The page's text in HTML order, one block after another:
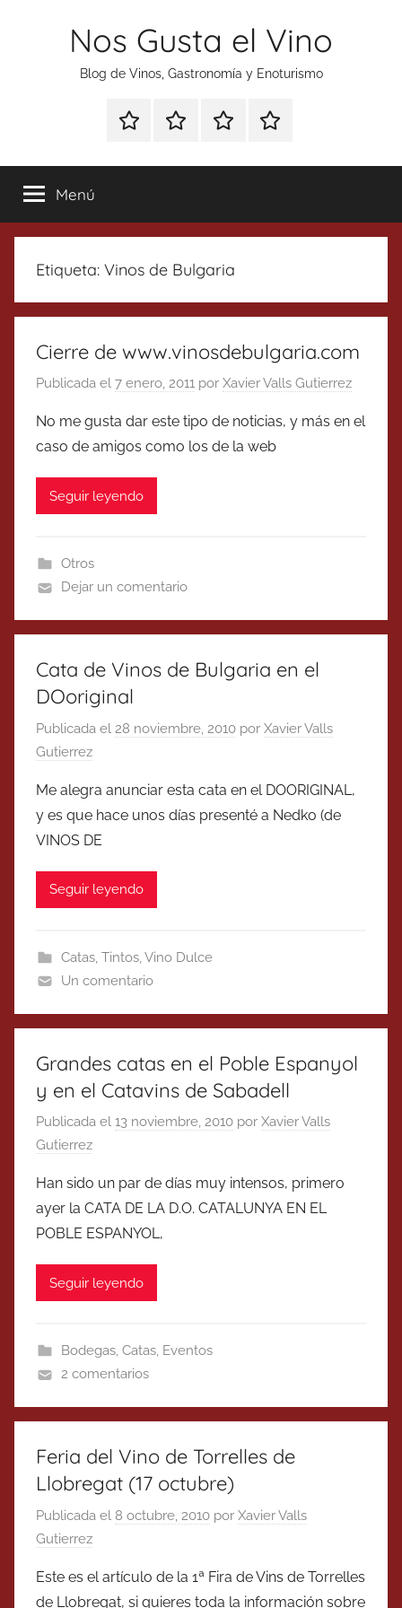
Nos Gusta el Vino
Blog de Vinos, Gastronomía y Enoturismo
Especial
Tonics
Enoturismo
Gastronomía
RankingContacto
Menú
Etiqueta: Vinos de Bulgaria
Cierre de www.vinosdebulgaria.com
Publicada el 7 enero, 2011 por Xavier Valls Gutierrez
No me gusta dar este tipo de noticias, y más en el
caso de amigos como los de la web
Seguir leyendo
Otros
Dejar un comentario
Cata de Vinos de Bulgaria en el
DOoriginal
Publicada el 28 noviembre, 2010 por Xavier Valls
Gutierrez
Me alegra anunciar esta cata en el DOORIGINAL,
y es que hace unos días presenté a Nedko (de
VINOS DE
Seguir leyendo
Catas, Tintos,Vino Dulce
Un comentario
Grandes catas en el Poble Espanyol
y en el Catavins de Sabadell
Publicada el 13 noviembre, 2010 por Xavier Valls
Gutierrez
Han sido un par de días muy intensos, primero
ayer la CATA DE LA D.O. CATALUNYA EN EL
POBLE ESPANYOL,
Seguir leyendo
Bodegas, Catas, Eventos
2 comentarios
Feria del Vino de Torrelles de
Llobregat (17 octubre)
Publicada el 8 octubre, 2010 por Xavier Valls
Gutierrez
Este es el artículo de la 1ª Fira de Vins de Torrelles
de Llobregat, si quieres toda la información sobre